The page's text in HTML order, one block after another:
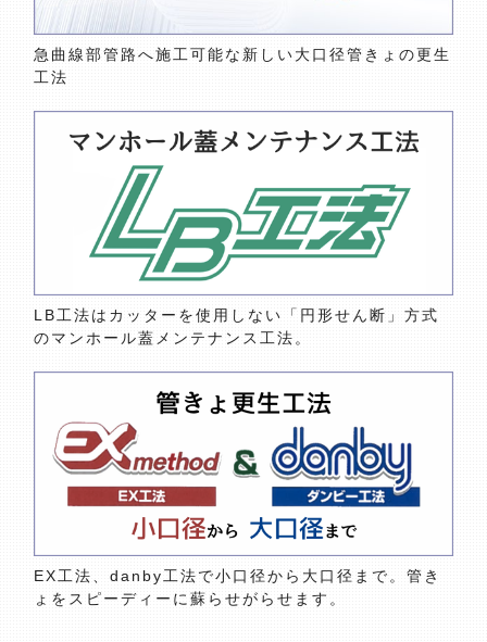
急曲線部管路へ施工可能な新しい大口径管きょの更生
工法
LB工法はカッターを使用しない「円形せん断」方式
のマンホール蓋メンテナンス工法。
EX工法、danby工法で小口径から大口径まで。管き
ょをスピーディーに蘇らせがらせます。